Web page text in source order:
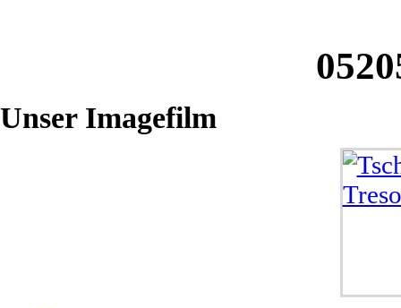
UnserImagefilm